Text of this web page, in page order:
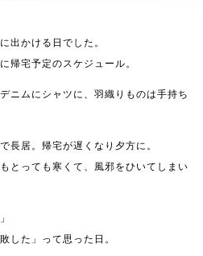
出かける日でした。
帰宅予定のスケジュール。
ニムにシャツに、羽織りものは手持ち
長居。帰宅が遅くなり夕方に。
とっても寒くて、風邪をひいてしまい
した」って思った日。